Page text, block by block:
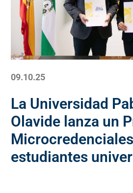
09.10.25
La Universidad
Olavide lanza un
estudiantes